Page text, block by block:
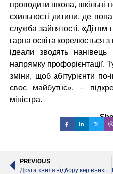
проводити школа, шкільні
схильності дитини, де
служба зайнятості. «Дітям
гарна освіта корелюється з
ідеали зводять
напрямку профорієнтації.
зміни, щоб абітурієнти
своє майбутнє», –
міністра.
PREVIOUS
Друга хвиля відбору керівників столичних шкіл і дитсадків